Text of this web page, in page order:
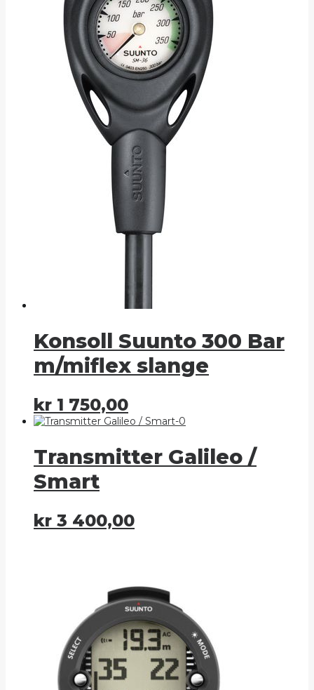
Konsoll Suunto 300 Bar
m/miflex slange
kr 1 750,00
Transmitter Galileo /
Smart
kr 3 400,00